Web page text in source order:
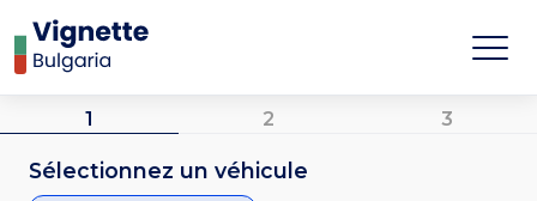
1 2 3
Sélectionnez un véhicule